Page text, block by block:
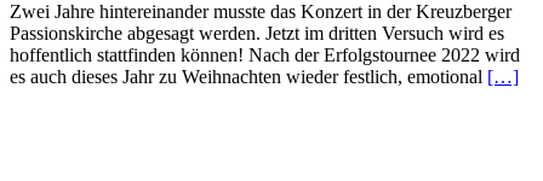
Zwei Jahre hintereinander musste das Konzert in der Kreuzberger
Passionskirche abgesagt werden. Jetzt im dritten Versuch wird es
hoffentlich stattfinden können! Nach der Erfolgstournee 2022 wird
es auch dieses Jahr zu Weihnachten wieder festlich, emotional […]